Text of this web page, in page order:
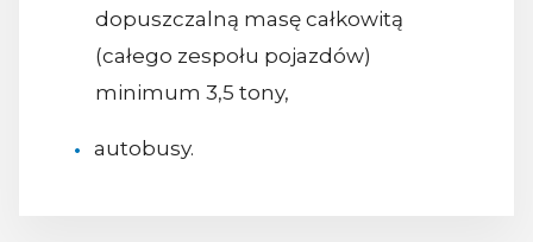
dopuszczalną masę całkowitą
(całego zespołu pojazdów)
minimum 3,5 tony,
autobusy.